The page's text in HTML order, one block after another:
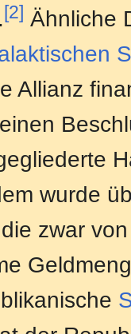
[2] Ähnliche
Allianz
wurde
zwar